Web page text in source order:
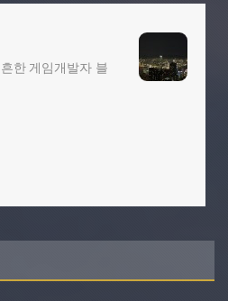
한 게임개발자 블